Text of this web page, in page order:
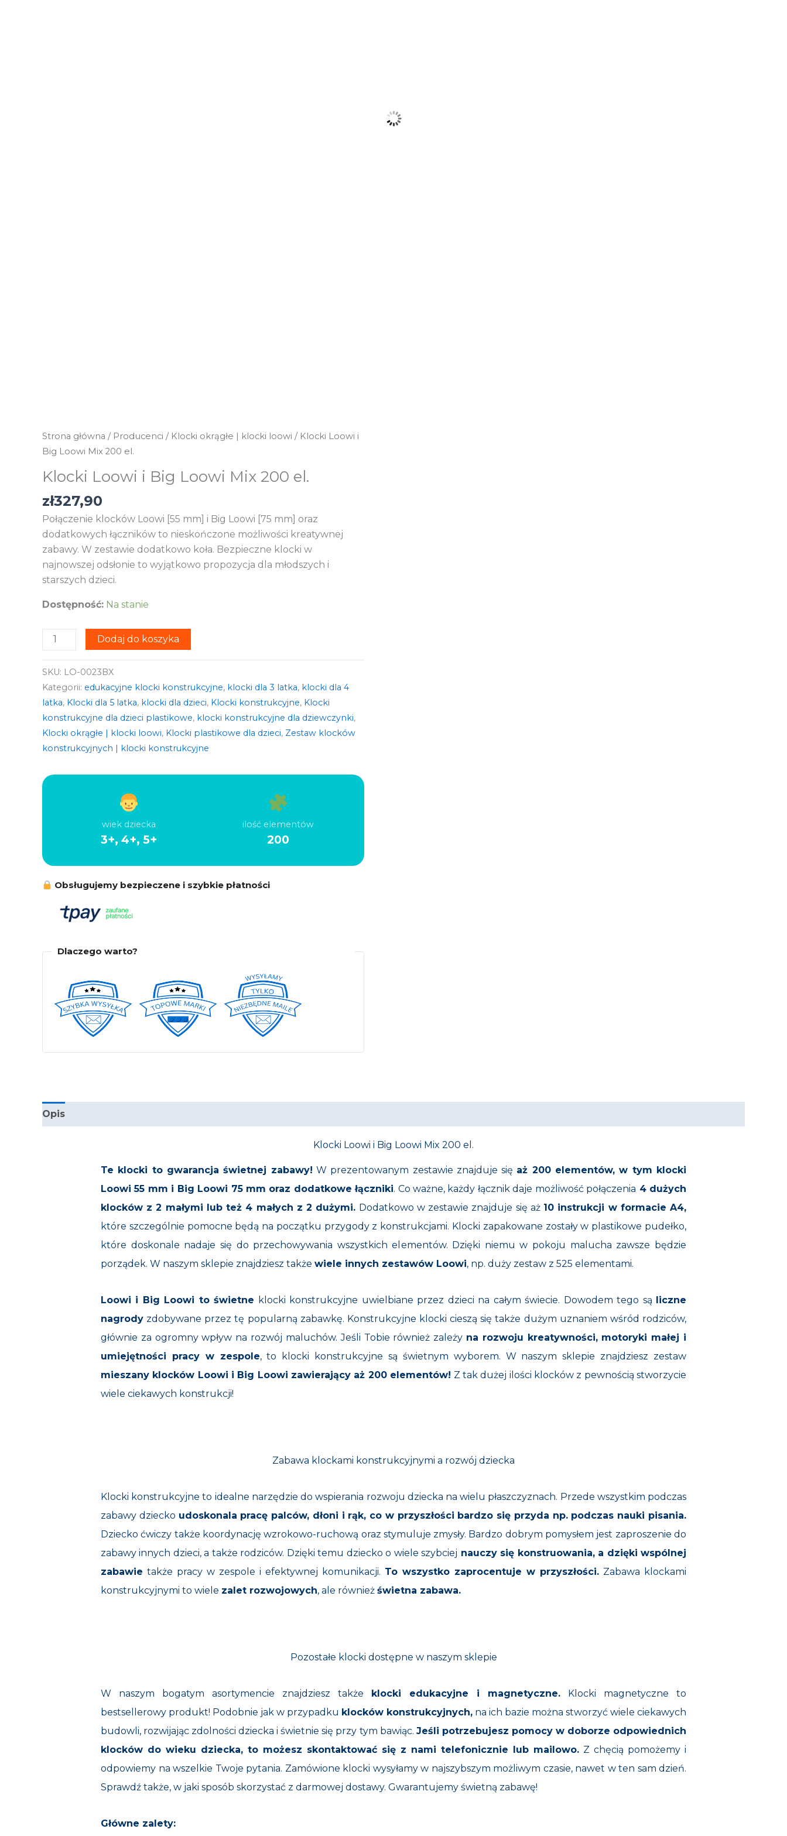
Strona główna / Producenci / Klocki okrągłe | klocki loowi / Klocki Loowi i
Big Loowi Mix 200 el.
Klocki Loowi i Big Loowi Mix 200 el.
zł327,90
Połączenie klocków Loowi [55 mm] i Big Loowi [75 mm] oraz
dodatkowych łączników to nieskończone możliwości kreatywnej
zabawy. W zestawie dodatkowo koła. Bezpieczne klocki w
najnowszej odsłonie to wyjątkowo propozycja dla młodszych i
starszych dzieci.
Dostępność: Na stanie
Dodaj do koszyka
SKU: LO-0023BX
Kategorii: edukacyjne klocki konstrukcyjne, klocki dla 3 latka, klocki dla 4
latka, Klocki dla 5 latka, klocki dla dzieci, Klocki konstrukcyjne, Klocki
konstrukcyjne dla dzieci plastikowe, klocki konstrukcyjne dla dziewczynki,
Klocki okrągłe | klocki loowi, Klocki plastikowe dla dzieci, Zestaw klocków
konstrukcyjnych | klocki konstrukcyjne
wiek dziecka
3+, 4+, 5+
ilość elementów
200
Obsługujemy bezpieczene i szybkie płatności
Dlaczego warto?
Opis
Klocki Loowi i Big Loowi Mix 200 el.
Te klocki to gwarancja świetnej zabawy! W prezentowanym zestawie znajduje się aż 200 elementów, w tym klocki
Loowi 55 mm i Big Loowi 75 mm oraz dodatkowe łączniki. Co ważne, każdy łącznik daje możliwość połączenia 4 dużych
klocków z 2 małymi lub też 4 małych z 2 dużymi. Dodatkowo w zestawie znajduje się aż 10 instrukcji w formacie A4,
które szczególnie pomocne będą na początku przygody z konstrukcjami. Klocki zapakowane zostały w plastikowe pudełko,
które doskonale nadaje się do przechowywania wszystkich elementów. Dzięki niemu w pokoju malucha zawsze będzie
porządek. W naszym sklepie znajdziesz także wiele innych zestawów Loowi, np. duży zestaw z 525 elementami.
Loowi i Big Loowi to świetne klocki konstrukcyjne uwielbiane przez dzieci na całym świecie. Dowodem tego są
liczne
nagrody zdobywane przez tę popularną zabawkę. Konstrukcyjne klocki cieszą się także dużym uznaniem wśród rodziców,
głównie za ogromny wpływ na rozwój maluchów. Jeśli Tobie również zależy na rozwoju kreatywności, motoryki małej i
umiejętności pracy w zespole, to klocki konstrukcyjne są świetnym wyborem. W naszym sklepie znajdziesz zestaw
mieszany klocków Loowi i Big Loowi zawierający aż 200 elementów! Z tak dużej ilości klocków z pewnością stworzycie
wiele ciekawych konstrukcji!
Zabawa klockami konstrukcyjnymi a rozwój dziecka
Klocki konstrukcyjne to idealne narzędzie do wspierania rozwoju dziecka na wielu płaszczyznach. Przede wszystkim podczas
zabawy dziecko udoskonala pracę palców, dłoni i rąk, co w przyszłości bardzo się przyda np. podczas nauki pisania.
Dziecko ćwiczy także koordynację wzrokowo-ruchową oraz stymuluje zmysły. Bardzo dobrym pomysłem jest zaproszenie do
zabawy innych dzieci, a także rodziców. Dzięki temu dziecko o wiele szybciej nauczy się konstruowania, a dzięki wspólnej
zabawie także pracy w zespole i efektywnej komunikacji. To wszystko zaprocentuje w przyszłości. Zabawa klockami
konstrukcyjnymi to wiele zalet rozwojowych, ale również świetna zabawa.
Pozostałe klocki dostępne w naszym sklepie
W naszym bogatym asortymencie znajdziesz także klocki edukacyjne i magnetyczne. Klocki magnetyczne to
bestsellerowy produkt! Podobnie jak w przypadku klocków konstrukcyjnych, na ich bazie można stworzyć wiele ciekawych
budowli, rozwijając zdolności dziecka i świetnie się przy tym bawiąc. Jeśli potrzebujesz pomocy w doborze odpowiednich
klocków do wieku dziecka, to możesz skontaktować się z nami telefonicznie lub mailowo. Z chęcią pomożemy i
odpowiemy na wszelkie Twoje pytania. Zamówione klocki wysyłamy w najszybszym możliwym czasie, nawet w ten sam dzień.
Sprawdź także, w jaki sposób skorzystać z darmowej dostawy. Gwarantujemy świetną zabawę!
Główne zalety: